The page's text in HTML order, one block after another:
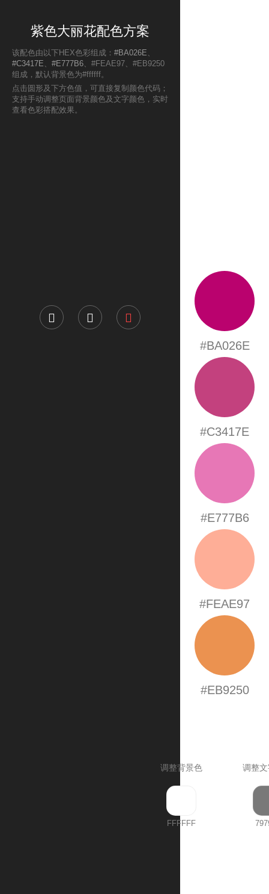
紫色大丽花配色方案
该配色由以下HEX色彩组成： #BA026E 、
#C3417E 、 #E777B6、#FEAE97、#EB9250
组成，默认背景色为#ffffff。
点击圆形及下方色值，可直接复制颜色代码；
支持手动调整页面背景颜色及文字颜色，实时
查看色彩搭配效果。
#BA026E
#C3417E
#E777B6
#FEAE97
#EB9250
调整背景色 调整